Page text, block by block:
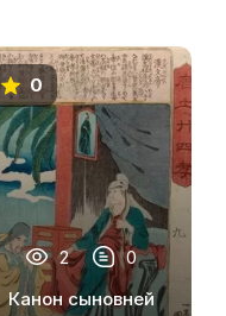
0
2 0
Канон сыновней